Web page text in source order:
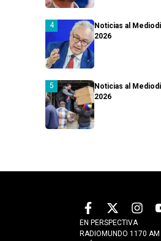
Noticias al
2026
Noticias al
2026
EN PERSPECTIVA
RADIOMUNDO 1170 AM